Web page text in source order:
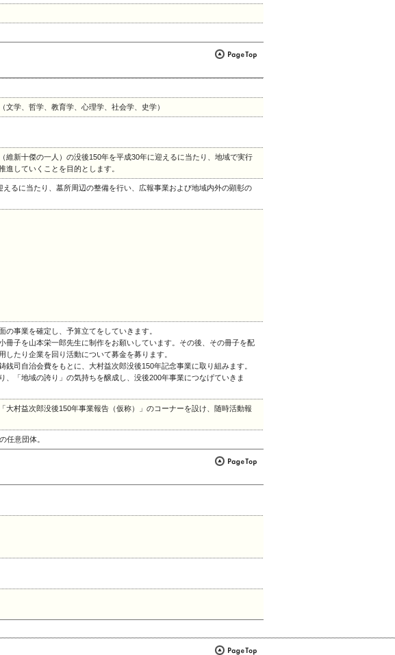
文学、哲学、教育学、心理学、社会学、史学）
維新十傑の一人）の没後150年を平成30年に迎えるに当たり、地域で実行
進していくことを目的とします。
えるに当たり、墓所周辺の整備を行い、広報事業および地域内外の顕彰の
の事業を確定し、予算立てをしていきます。
冊子を山本栄一郎先生に制作をお願いしています。その後、その冊子を配
したり企業を回り活動について募金を募ります。
銭司自治会費をもとに、大村益次郎没後150年記念事業に取り組みます。
、「地域の誇り」の気持ちを醸成し、没後200年事業につなげていきま
大村益次郎没後150年事業報告（仮称）」のコーナーを設け、随時活動報
任意団体。